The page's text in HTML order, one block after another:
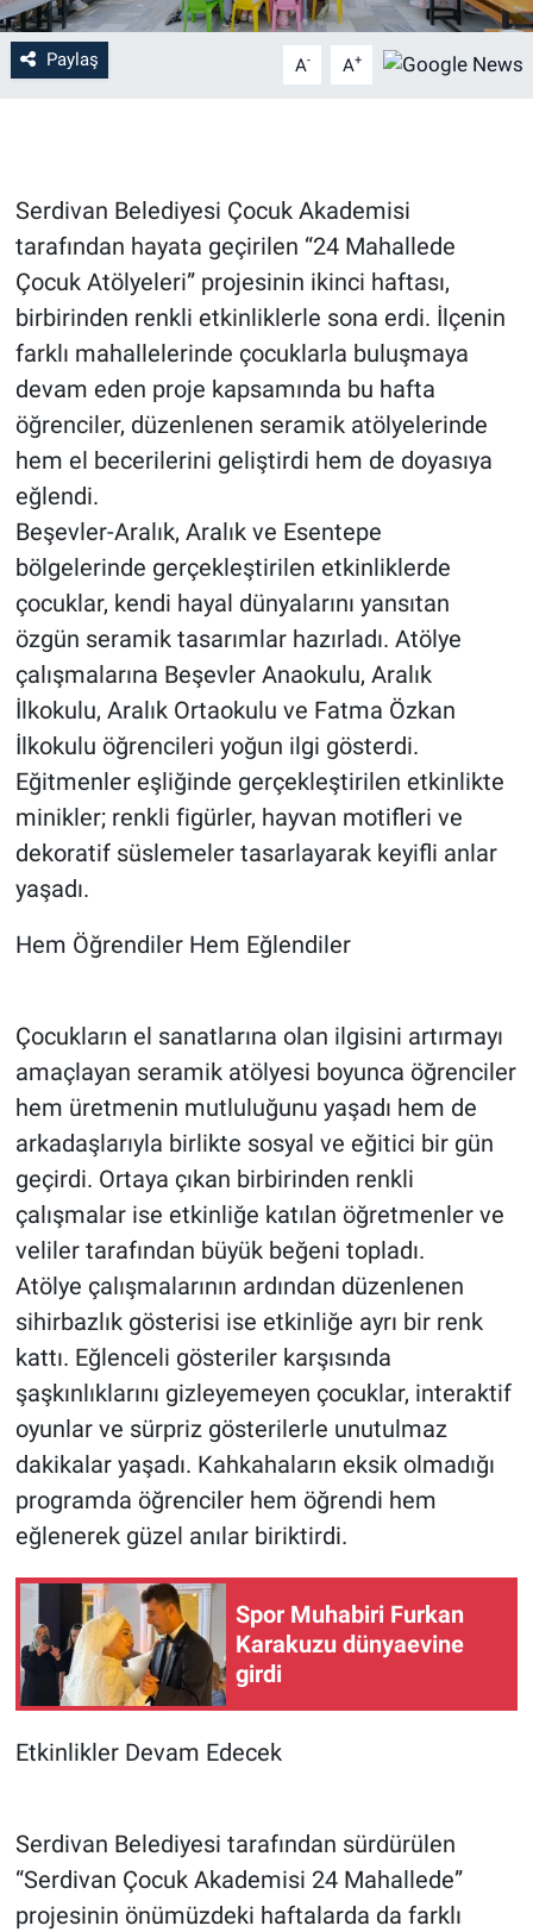
Paylaş A- A+
Serdivan Belediyesi Çocuk Akademisi
tarafından hayata geçirilen “24 Mahallede
Çocuk Atölyeleri” projesinin ikinci haftası,
birbirinden renkli etkinliklerle sona erdi. İlçenin
farklı mahallelerinde çocuklarla buluşmaya
devam eden proje kapsamında bu hafta
öğrenciler, düzenlenen seramik atölyelerinde
hem el becerilerini geliştirdi hem de doyasıya
eğlendi.
Beşevler-Aralık, Aralık ve Esentepe
bölgelerinde gerçekleştirilen etkinliklerde
çocuklar, kendi hayal dünyalarını yansıtan
özgün seramik tasarımlar hazırladı. Atölye
çalışmalarına Beşevler Anaokulu, Aralık
İlkokulu, Aralık Ortaokulu ve Fatma Özkan
İlkokulu öğrencileri yoğun ilgi gösterdi.
Eğitmenler eşliğinde gerçekleştirilen etkinlikte
minikler; renkli figürler, hayvan motifleri ve
dekoratif süslemeler tasarlayarak keyifli anlar
yaşadı.
Hem Öğrendiler Hem Eğlendiler
Çocukların el sanatlarına olan ilgisini artırmayı
amaçlayan seramik atölyesi boyunca öğrenciler
hem üretmenin mutluluğunu yaşadı hem de
arkadaşlarıyla birlikte sosyal ve eğitici bir gün
geçirdi. Ortaya çıkan birbirinden renkli
çalışmalar ise etkinliğe katılan öğretmenler ve
veliler tarafından büyük beğeni topladı.
Atölye çalışmalarının ardından düzenlenen
sihirbazlık gösterisi ise etkinliğe ayrı bir renk
kattı. Eğlenceli gösteriler karşısında
şaşkınlıklarını gizleyemeyen çocuklar, interaktif
oyunlar ve sürpriz gösterilerle unutulmaz
dakikalar yaşadı. Kahkahaların eksik olmadığı
programda öğrenciler hem öğrendi hem
eğlenerek güzel anılar biriktirdi.
Spor Muhabiri Furkan
Karakuzu dünyaevine
girdi
Etkinlikler Devam Edecek
Serdivan Belediyesi tarafından sürdürülen
“Serdivan Çocuk Akademisi 24 Mahallede”
projesinin önümüzdeki haftalarda da farklı